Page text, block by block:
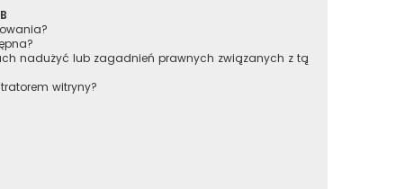
nadużyć lub zagadnień prawnych związanych z tą
witryny?